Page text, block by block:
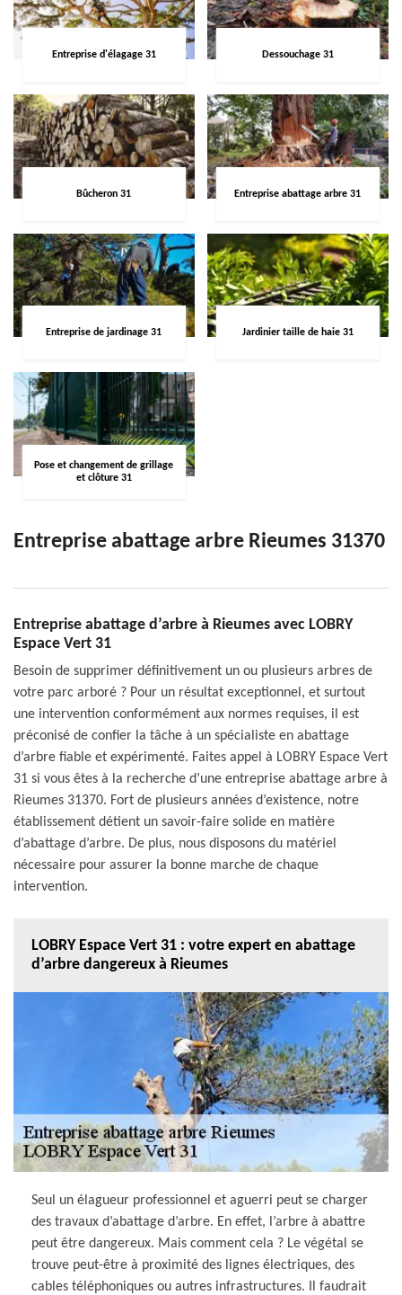
Entreprise d'élagage 31 Dessouchage 31
Bûcheron 31 Entreprise abattage arbre 31
Entreprise de jardinage 31 Jardinier taille de haie 31
Pose et changement de grillage
et clôture 31
Entreprise abattage arbre Rieumes 31370
Entreprise abattage d’arbre à Rieumes avec LOBRY
Espace Vert 31
Besoin de supprimer définitivement un ou plusieurs arbres de
votre parc arboré ? Pour un résultat exceptionnel, et surtout
une intervention conformément aux normes requises, il est
préconisé de confier la tâche à un spécialiste en abattage
d’arbre fiable et expérimenté. Faites appel à LOBRY Espace Vert
31 si vous êtes à la recherche d’une entreprise abattage arbre à
Rieumes 31370. Fort de plusieurs années d’existence, notre
établissement détient un savoir-faire solide en matière
d’abattage d’arbre. De plus, nous disposons du matériel
nécessaire pour assurer la bonne marche de chaque
intervention.
LOBRY Espace Vert 31 : votre expert en abattage
d’arbre dangereux à Rieumes
Seul un élagueur professionnel et aguerri peut se charger
des travaux d’abattage d’arbre. En effet, l’arbre à abattre
peut être dangereux. Mais comment cela ? Le végétal se
trouve peut-être à proximité des lignes électriques, des
cables téléphoniques ou autres infrastructures. Il faudrait